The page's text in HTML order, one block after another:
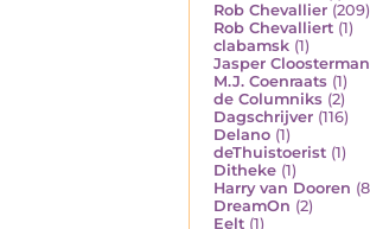
Rob Chevallier (209)
Rob Chevalliert (1)
clabamsk (1)
Jasper Cloosterman
M.J. Coenraats (1)
de Columniks (2)
Dagschrijver (116)
Delano (1)
deThuistoerist (1)
Ditheke (1)
Harry van Dooren
DreamOn (2)
Eelt (1)